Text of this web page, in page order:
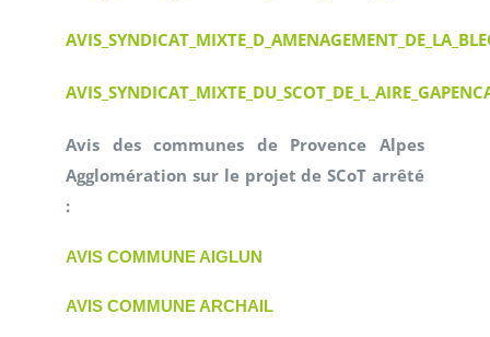
Avis des communes de Provence Alpes
Agglomération sur le projet de SCoT arrêté
:
AVIS COMMUNE AIGLUN
AVIS COMMUNE ARCHAIL